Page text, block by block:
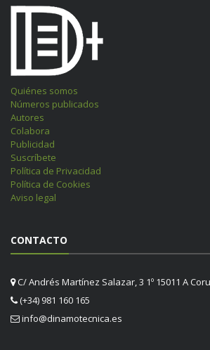
Quiénes somos
Números publicados
Autores
Colabora
Publicidad
Suscríbete
Política de Privacidad
Política de Cookies
Aviso legal
CONTACTO
C/ Andrés Martínez Salazar, 3 1º 15011 A
(+34) 981 160 165
info@dinamotecnica.es